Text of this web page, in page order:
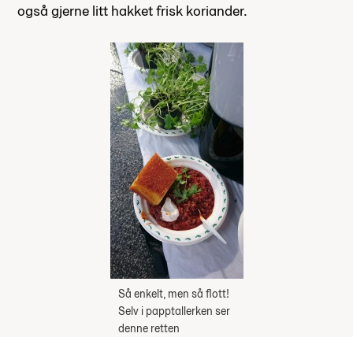
også gjerne litt hakket frisk koriander.
Så enkelt, men så flott!
Selv i papptallerken ser
denne retten